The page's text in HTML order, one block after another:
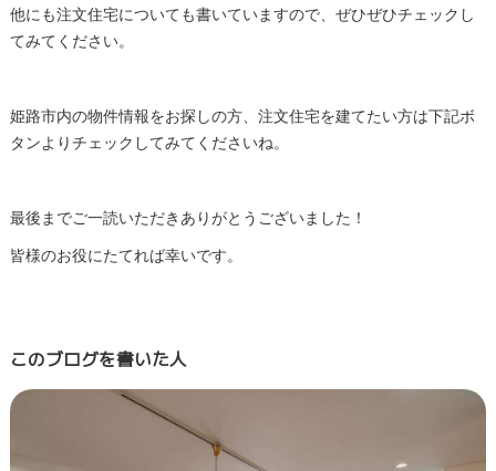
他にも注文住宅についても書いていますので、ぜひぜひチェックし
てみてください。
姫路市内の物件情報をお探しの方、注文住宅を建てたい方は下記ボ
タンよりチェックしてみてくださいね。
最後までご一読いただきありがとうございました！
皆様のお役にたてれば幸いです。
このブログを書いた人